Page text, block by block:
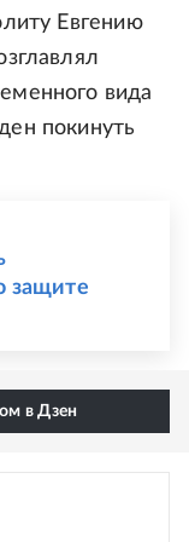
Евгению
вида
покинуть
защите
в Дзен